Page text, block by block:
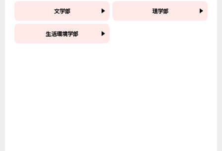
文学部 理学部
生活環境学部